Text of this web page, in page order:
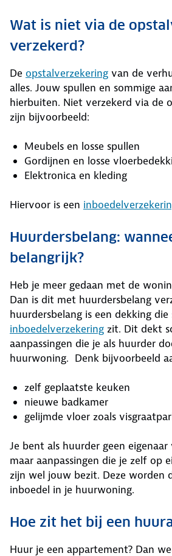
Wat is niet via de
verzekerd?
De opstalverzekering van de
alles. Jouw spullen en sommige
hierbuiten. Niet verzekerd via de
zijn bijvoorbeeld:
Meubels en losse spullen
Gordijnen en losse
Elektronica en kleding
Hiervoor is een
Huurdersbelang:
belangrijk?
Heb je meer gedaan met de
Dan is dit met huurdersbelang
huurdersbelang is een dekking
inboedelverzekering zit. Dit dekt
aanpassingen die je als huurder
huurwoning. Denk bijvoorbeeld
zelf geplaatste keuken
nieuwe badkamer
gelijmde vloer zoals
Je bent als huurder geen
maar aanpassingen die je zelf op
zijn wel jouw bezit. Deze worden
inboedel in je huurwoning.
Hoe zit het bij een
Huur je een appartement? Dan